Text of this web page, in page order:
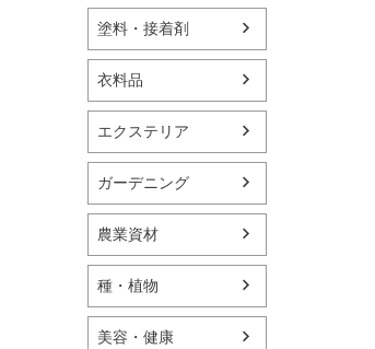
塗料・接着剤
衣料品
エクステリア
ガーデニング
農業資材
種・植物
美容・健康